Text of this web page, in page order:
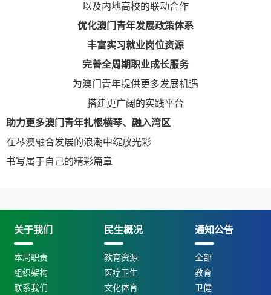
以及内地高校的联动合作
优化澳门青年发展政策体系
丰富实习就业岗位资源
完善全周期职业成长服务
为澳门青年提供更多发展机遇
搭建更广阔的实践平台
助力更多澳门青年扎根横琴、融入湾区
在琴澳融合发展的浪潮中绽放光彩
书写属于自己的精彩篇章
关于我们
本局职责
组织架构
联系我们
民生概况
教育资源
医疗卫生
文化体育
通知公告
全部
教育
卫健